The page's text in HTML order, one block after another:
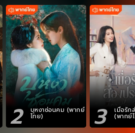
2 บุหงาซ่อนคม (พากย์
ไทย) 3 เมื่อรัก
(พากย์